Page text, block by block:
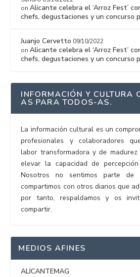
onAlicante celebra el ‘Arroz Fest’
chefs, degustaciones y un concurso
Juanjo Cervetto 09/10/2022
onAlicante celebra el ‘Arroz Fest’
chefs, degustaciones y un concurso
INFORMACIÓN Y CULTURA
AS PARA TODOS-AS.
La información cultural es un
profesionales y colaboradores
labor transformadora y de
elevar la capacidad de
Nosotros no sentimos parte de
compartimos con otros diarios que
por tanto, respaldamos y os
compartir.
MEDIOS AFINES
ALICANTEMAG